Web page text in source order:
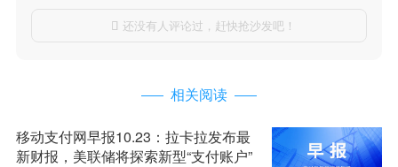
 还没有人评论过，赶快抢沙发吧！
相关阅读
移动支付网早报10.23：拉卡拉发布最
新财报，美联储将探索新型“支付账户”